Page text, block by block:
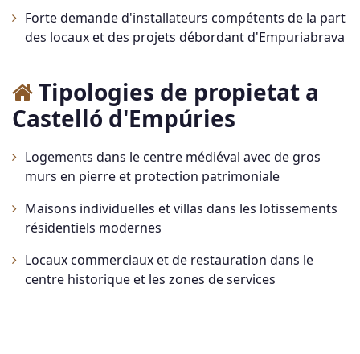
Forte demande d'installateurs compétents de la part
des locaux et des projets débordant d'Empuriabrava
Tipologies de propietat a
Castelló d'Empúries
Logements dans le centre médiéval avec de gros
murs en pierre et protection patrimoniale
Maisons individuelles et villas dans les lotissements
résidentiels modernes
Locaux commerciaux et de restauration dans le
centre historique et les zones de services